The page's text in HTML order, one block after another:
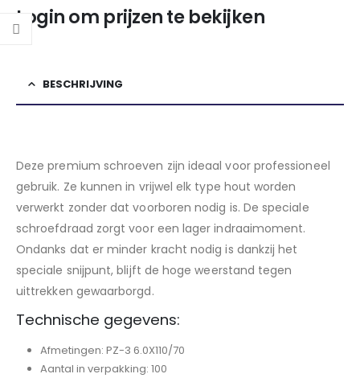
Login om prijzen te bekijken
BESCHRIJVING
Deze premium schroeven zijn ideaal voor professioneel
gebruik. Ze kunnen in vrijwel elk type hout worden
verwerkt zonder dat voorboren nodig is. De speciale
schroefdraad zorgt voor een lager indraaimoment.
Ondanks dat er minder kracht nodig is dankzij het
speciale snijpunt, blijft de hoge weerstand tegen
uittrekken gewaarborgd.
Technische gegevens:
Afmetingen: PZ-3 6.0X110/70
Aantal in verpakking: 100